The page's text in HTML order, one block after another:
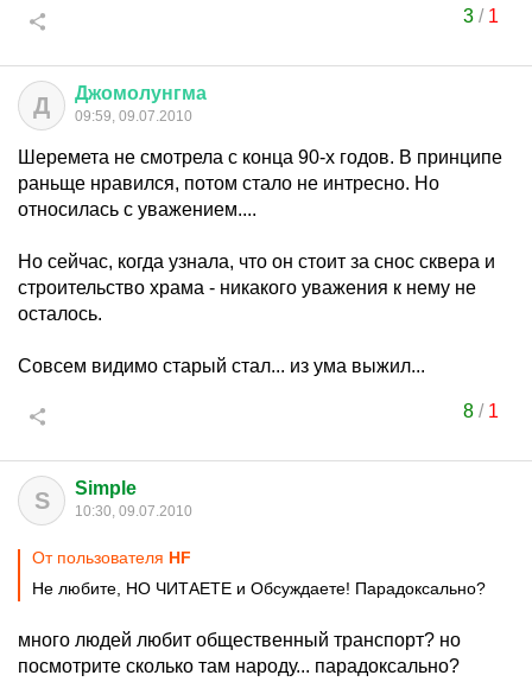
3/ 1
Д Джомолунгма
09:59, 09.07.2010
Шеремета не смотрела с конца 90-х годов. В принципе
раньще нравился, потом стало не интресно. Но
относилась с уважением....
Но сейчас, когда узнала, что он стоит за снос сквера и
строительство храма - никакого уважения к нему не
осталось.
Совсем видимо старый стал... из ума выжил...
8/ 1
S Simple
10:30, 09.07.2010
От пользователя HF
Не любите, НО ЧИТАЕТЕ и Обсуждаете! Парадоксально?
много людей любит общественный транспорт? но
посмотрите сколько там народу... парадоксально?